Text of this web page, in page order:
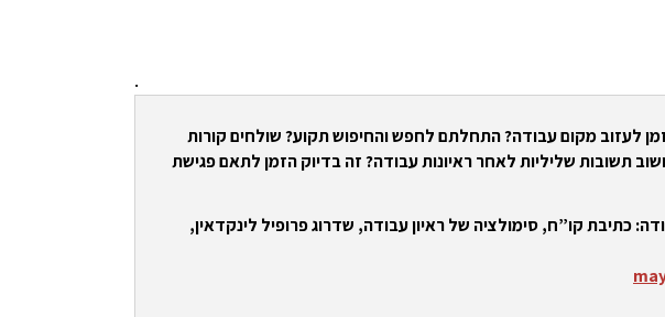
.
לעזוב מקום עבודה? התחלתם לחפש והחיפוש תקוע? שולחים קורות
תשובות שליליות לאחר ראיונות עבודה? זה בדיוק הזמן לתאם פגישת
כתיבת קו”ח, סימולציה של ראיון עבודה, שדרוג פרופיל לינקדאין,